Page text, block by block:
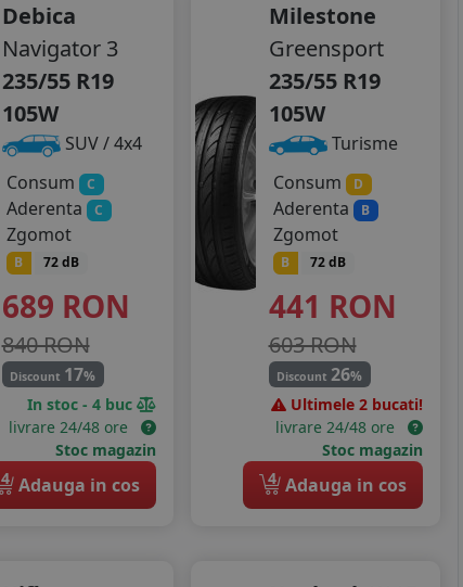
Debica
Navigator 3
235/55 R19
105W
SUV / 4x4
Consum
C
Aderenta C
Zgomot
B 72 dB
689 RON
840 RON
Discount 17%
In stoc - 4 buc
livrare 24/48 ore
Stoc magazin
4 Adauga in cos
Milestone
Greensport
235/55 R19
105W
Turisme
Consum
D
Aderenta B
Zgomot
B 72 dB
441 RON
603 RON
Discount 26%
Ultimele 2 bucati!
livrare 24/48 ore
Stoc magazin
4 Adauga in cos